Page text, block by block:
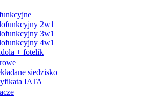
2w1
3w1
4w1
+ fotelik
siedzisko
IATA